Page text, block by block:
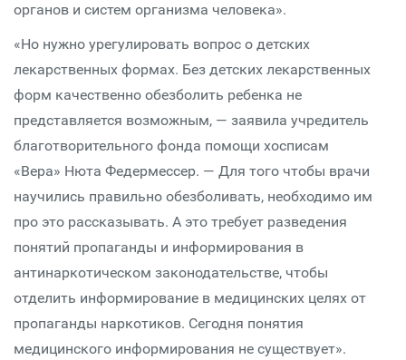
органов и систем организма человека».
«Но нужно урегулировать вопрос о детских
лекарственных формах. Без детских лекарственных
форм качественно обезболить ребенка не
представляется возможным, — заявила учредитель
благотворительного фонда помощи хосписам
«Вера» Нюта Федермессер. — Для того чтобы врачи
научились правильно обезболивать, необходимо им
про это рассказывать. А это требует разведения
понятий пропаганды и информирования в
антинаркотическом законодательстве, чтобы
отделить информирование в медицинских целях от
пропаганды наркотиков. Сегодня понятия
медицинского информирования не существует».